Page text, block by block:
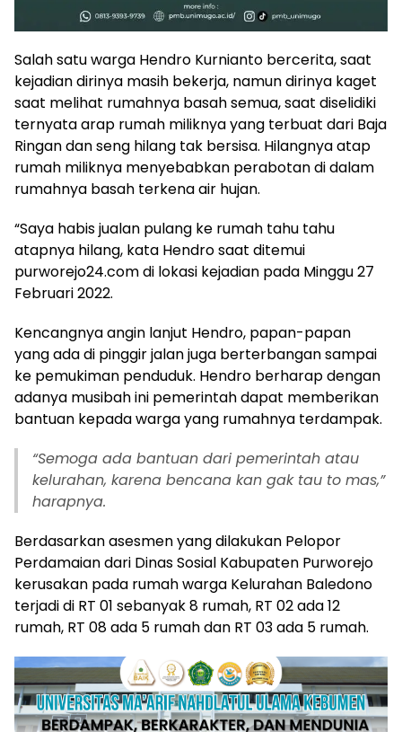
Salah satu warga Hendro Kurnianto bercerita, saat
kejadian dirinya masih bekerja, namun dirinya kaget
saat melihat rumahnya basah semua, saat diselidiki
ternyata arap rumah miliknya yang terbuat dari Baja
Ringan dan seng hilang tak bersisa. Hilangnya atap
rumah miliknya menyebabkan perabotan di dalam
rumahnya basah terkena air hujan.
“Saya habis jualan pulang ke rumah tahu tahu
atapnya hilang, kata Hendro saat ditemui
purworejo24.com di lokasi kejadian pada Minggu 27
Februari 2022.
Kencangnya angin lanjut Hendro, papan-papan
yang ada di pinggir jalan juga berterbangan sampai
ke pemukiman penduduk. Hendro berharap dengan
adanya musibah ini pemerintah dapat memberikan
bantuan kepada warga yang rumahnya terdampak.
“Semoga ada bantuan dari pemerintah atau
kelurahan, karena bencana kan gak tau to mas,”
harapnya.
Berdasarkan asesmen yang dilakukan Pelopor
Perdamaian dari Dinas Sosial Kabupaten Purworejo
kerusakan pada rumah warga Kelurahan Baledono
terjadi di RT 01 sebanyak 8 rumah, RT 02 ada 12
rumah, RT 08 ada 5 rumah dan RT 03 ada 5 rumah.